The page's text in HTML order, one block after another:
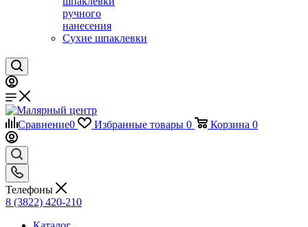
ручного
нанесения
Сухие шпаклевки
Сравнение0 Избранные товары 0 Корзина 0
Телефоны
8 (3822) 420-210